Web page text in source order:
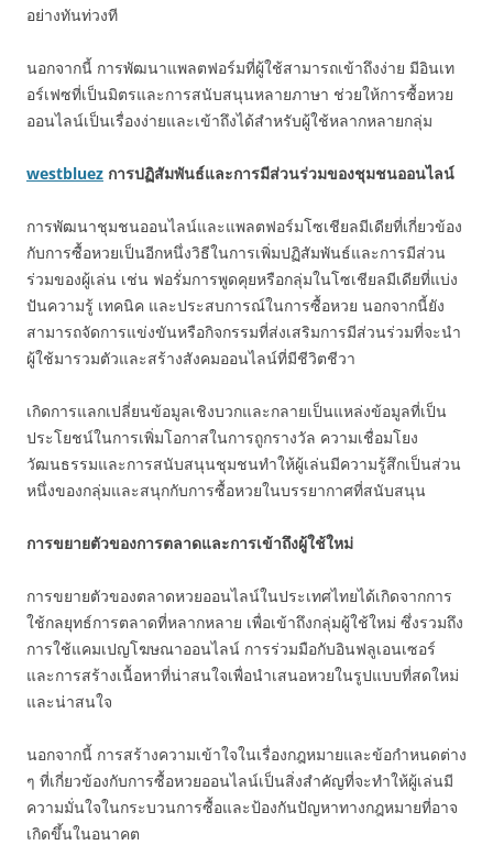
อย่างทันท่วงที
นอกจากนี้ การพัฒนาแพลตฟอร์มที่ผู้ใช้สามารถเข้าถึงง่าย มีอินเท
อร์เฟซที่เป็นมิตรและการสนับสนุนหลายภาษา ช่วยให้การซื้อหวย
ออนไลน์เป็นเรื่องง่ายและเข้าถึงได้สำหรับผู้ใช้หลากหลายกลุ่ม
westbluez การปฏิสัมพันธ์และการมีส่วนร่วมของชุมชนออนไลน์
การพัฒนาชุมชนออนไลน์และแพลตฟอร์มโซเชียลมีเดียที่เกี่ยวข้อง
กับการซื้อหวยเป็นอีกหนึ่งวิธีในการเพิ่มปฏิสัมพันธ์และการมีส่วน
ร่วมของผู้เล่น เช่น ฟอรั่มการพูดคุยหรือกลุ่มในโซเชียลมีเดียที่แบ่ง
ปันความรู้ เทคนิค และประสบการณ์ในการซื้อหวย นอกจากนี้ยัง
สามารถจัดการแข่งขันหรือกิจกรรมที่ส่งเสริมการมีส่วนร่วมที่จะนำ
ผู้ใช้มารวมตัวและสร้างสังคมออนไลน์ที่มีชีวิตชีวา
เกิดการแลกเปลี่ยนข้อมูลเชิงบวกและกลายเป็นแหล่งข้อมูลที่เป็น
ประโยชน์ในการเพิ่มโอกาสในการถูกรางวัล ความเชื่อมโยง
วัฒนธรรมและการสนับสนุนชุมชนทำให้ผู้เล่นมีความรู้สึกเป็นส่วน
หนึ่งของกลุ่มและสนุกกับการซื้อหวยในบรรยากาศที่สนับสนุน
การขยายตัวของการตลาดและการเข้าถึงผู้ใช้ใหม่
การขยายตัวของตลาดหวยออนไลน์ในประเทศไทยได้เกิดจากการ
ใช้กลยุทธ์การตลาดที่หลากหลาย เพื่อเข้าถึงกลุ่มผู้ใช้ใหม่ ซึ่งรวมถึง
การใช้แคมเปญโฆษณาออนไลน์ การร่วมมือกับอินฟลูเอนเซอร์
และการสร้างเนื้อหาที่น่าสนใจเพื่อนำเสนอหวยในรูปแบบที่สดใหม่
และน่าสนใจ
นอกจากนี้ การสร้างความเข้าใจในเรื่องกฎหมายและข้อกำหนดต่าง
ๆ ที่เกี่ยวข้องกับการซื้อหวยออนไลน์เป็นสิ่งสำคัญที่จะทำให้ผู้เล่นมี
ความมั่นใจในกระบวนการซื้อและป้องกันปัญหาทางกฎหมายที่อาจ
เกิดขึ้นในอนาคต